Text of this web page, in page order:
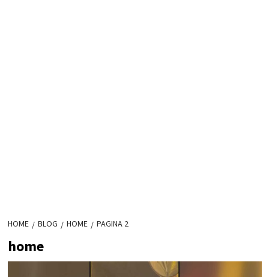
HOME BLOG HOME PAGINA 2
home